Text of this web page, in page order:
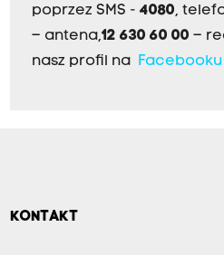
poprzez SMS - 4080,
– antena,12 630 60 00 –
nasz profil na Facebooku
KONTAKT